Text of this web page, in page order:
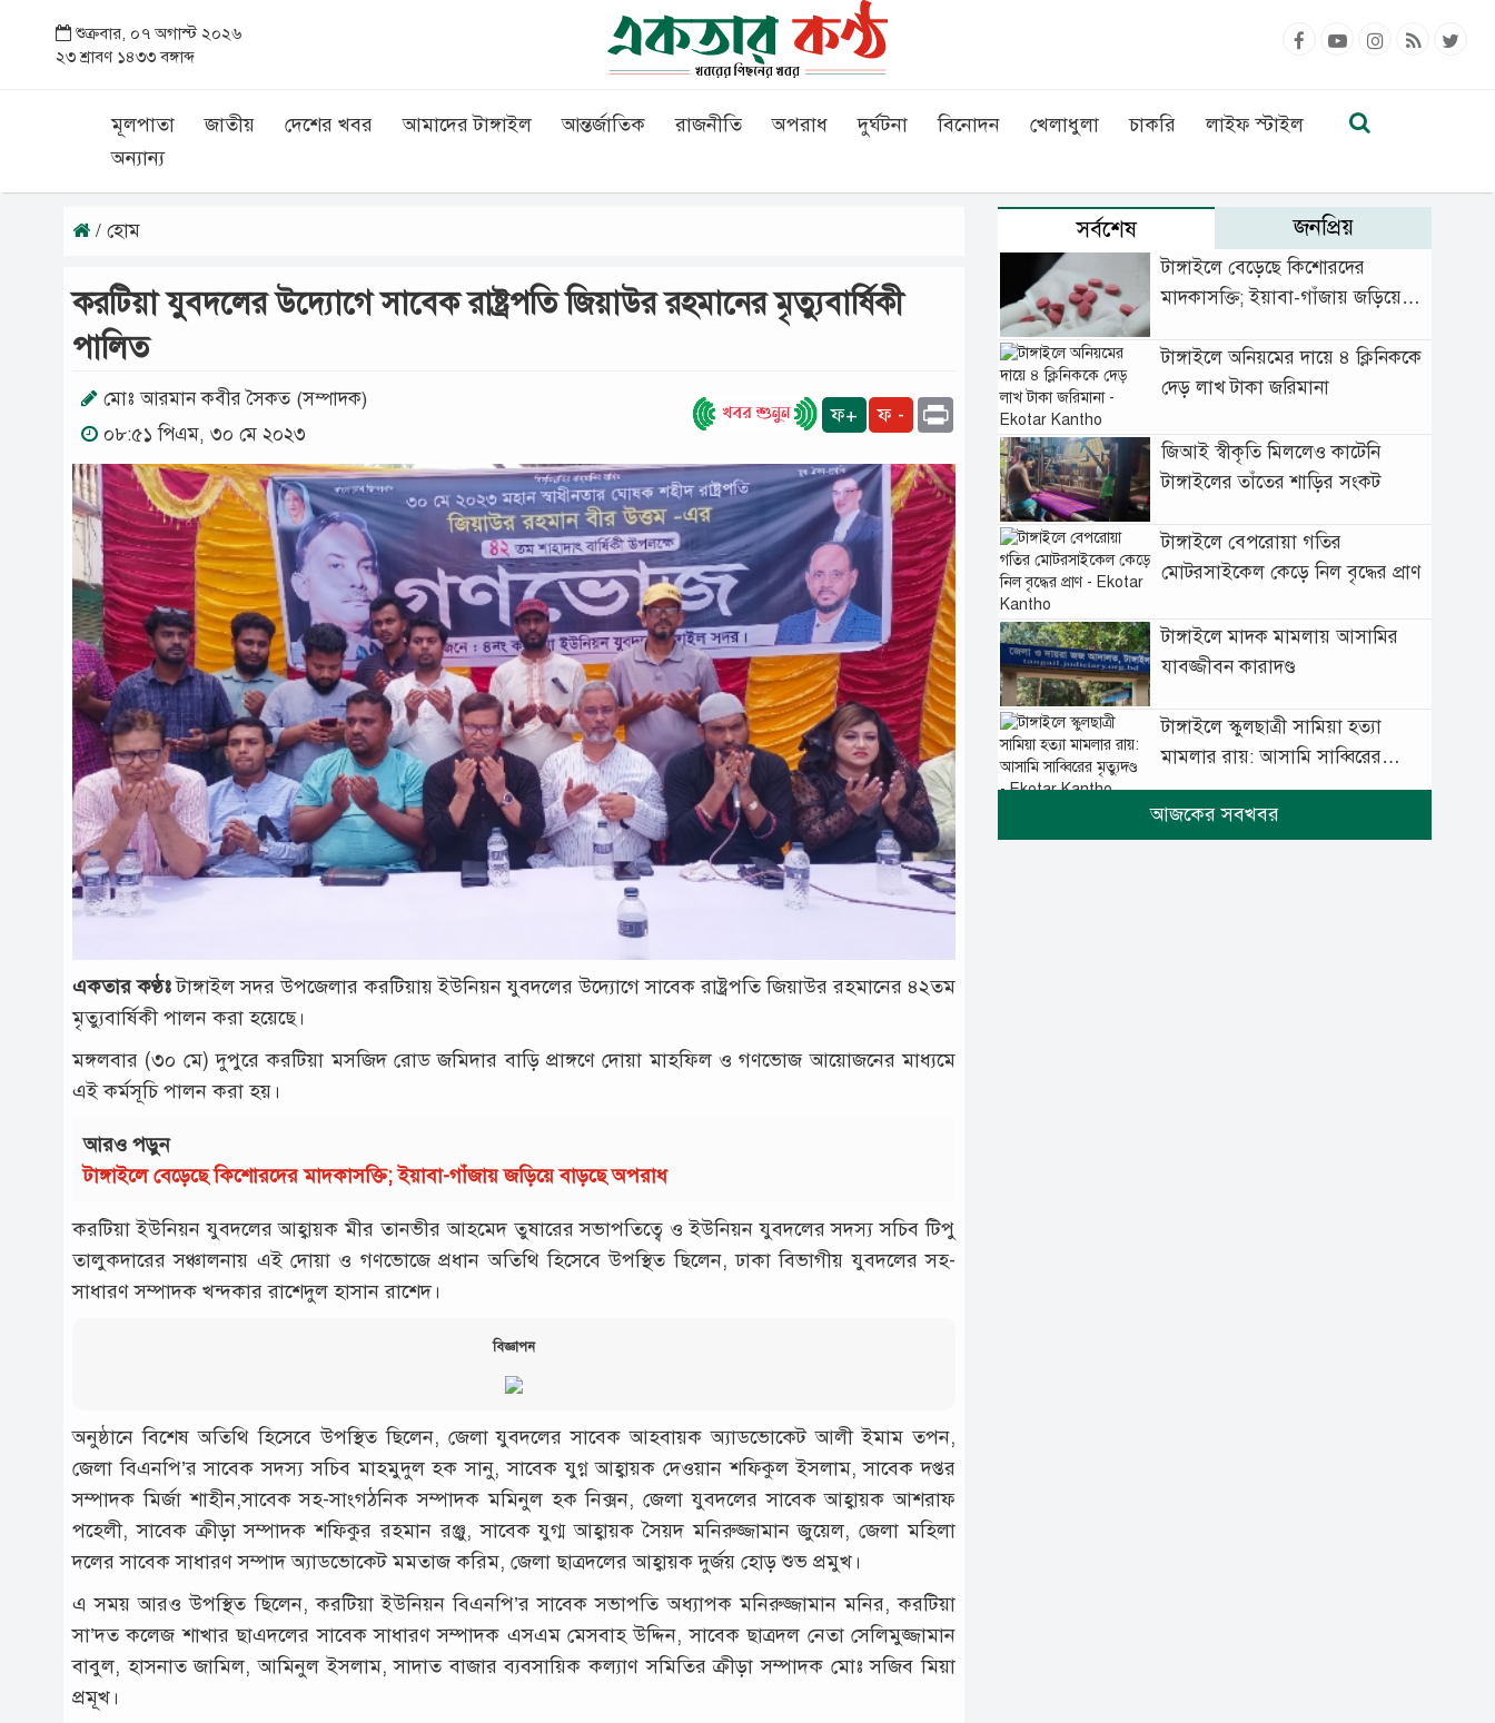
শুক্রবার, ০৭ অগাস্ট ২০২৬
২৩ শ্রাবণ ১৪৩৩ বঙ্গাব্দ
মূলপাতা জাতীয় দেশের খবর আমাদের টাঙ্গাইল আন্তর্জাতিক রাজনীতি অপরাধ দুর্ঘটনা বিনোদন খেলাধুলা চাকরি
লাইফ স্টাইল
অন্যান্য
/ হোম
করটিয়া যুবদলের উদ্যোগে সাবেক রাষ্ট্রপতি জিয়াউর রহমানের মৃত্যুবার্ষিকী
পালিত
মোঃ আরমান কবীর সৈকত (সম্পাদক)
০৮:৫১ পিএম, ৩০ মে ২০২৩
ফ+ ফ - Print
একতার কণ্ঠঃটাঙ্গাইল সদর উপজেলার করটিয়ায় ইউনিয়ন যুবদলের উদ্যোগে সাবেক রাষ্ট্রপতি জিয়াউর রহমানের ৪২তম
মৃত্যুবার্ষিকী পালন করা হয়েছে।
মঙ্গলবার (৩০ মে) দুপুরে করটিয়া মসজিদ রোড জমিদার বাড়ি প্রাঙ্গণে‌ দোয়া মাহফিল ও গণভোজ আয়োজনের মাধ্যমে
এই কর্মসূচি পালন করা হয়।
আরও পড়ুন
টাঙ্গাইলে বেড়েছে কিশোরদের মাদকাসক্তি; ইয়াবা-গাঁজায় জড়িয়ে বাড়ছে অপরাধ
করটিয়া ইউনিয়ন যুবদলের আহ্বায়ক মীর তানভীর আহমেদ তুষারের সভাপতিত্বে ও ইউনিয়ন যুবদলের সদস্য সচিব টিপু
তালুকদারের সঞ্চালনায় এই দোয়া ও গণভোজে প্রধান অতিথি হিসেবে উপস্থিত ছিলেন, ঢাকা বিভাগীয় যুবদলের সহ-
সাধারণ সম্পাদক খন্দকার রাশেদুল হাসান রাশেদ।
বিজ্ঞাপন
অনুষ্ঠানে বিশেষ অতিথি হিসেবে উপস্থিত ছিলেন, জেলা যুবদলের সাবেক আহবায়ক অ্যাডভোকেট আলী ইমাম তপন,
জেলা বিএনপি’র সাবেক সদস্য সচিব মাহমুদুল হক সানু, সাবেক যুগ্ন আহ্বায়ক দেওয়ান শফিকুল ইসলাম, সাবেক দপ্তর
সম্পাদক মির্জা শাহীন,সাবেক সহ-সাংগঠনিক সম্পাদক মমিনুল হক নিক্সন, জেলা যুবদলের সাবেক আহ্বায়ক আশরাফ
পহেলী, সাবেক ক্রীড়া সম্পাদক শফিকুর রহমান রঞ্জু, সাবেক যুগ্ম আহ্বায়ক সৈয়দ মনিরুজ্জামান জুয়েল, জেলা মহিলা
দলের সাবেক সাধারণ সম্পাদ অ্যাডভোকেট মমতাজ করিম, জেলা ছাত্রদলের আহ্বায়ক দুর্জয় হোড় শুভ প্রমুখ।
এ সময় আরও উপস্থিত ছিলেন, করটিয়া ইউনিয়ন বিএনপি’র সাবেক সভাপতি অধ্যাপক মনিরুজ্জামান মনির, করটিয়া
সা’দত কলেজ শাখার ছাএদলের সাবেক সাধারণ সম্পাদক এসএম মেসবাহ উদ্দিন, সাবেক ছাত্রদল নেতা সেলিমুজ্জামান
বাবুল, হাসনাত জামিল, আমিনুল ইসলাম, সাদাত বাজার ব্যবসায়িক কল্যাণ সমিতির ক্রীড়া সম্পাদক মোঃ সজিব মিয়া
প্রমূখ।
সর্বশেষ জনপ্রিয়
টাঙ্গাইলে বেড়েছে কিশোরদের
মাদকাসক্তি; ইয়াবা-গাঁজায় জড়িয়ে
টাঙ্গাইলে অনিয়মের দায়ে ৪ ক্লিনিককে
দেড় লাখ টাকা জরিমানা
জিআই স্বীকৃতি মিললেও কাটেনি
টাঙ্গাইলের তাঁতের শাড়ির সংকট
টাঙ্গাইলে বেপরোয়া গতির
মোটরসাইকেল কেড়ে নিল বৃদ্ধের প্রাণ
টাঙ্গাইলে মাদক মামলায় আসামির
যাবজ্জীবন কারাদণ্ড
টাঙ্গাইলে স্কুলছাত্রী সামিয়া হত্যা
মামলার রায়: আসামি সাব্বিরের
মৃত্যুদণ্ড
টানা বৃষ্টিতে টাঙ্গাইলে বিপর্যস্ত